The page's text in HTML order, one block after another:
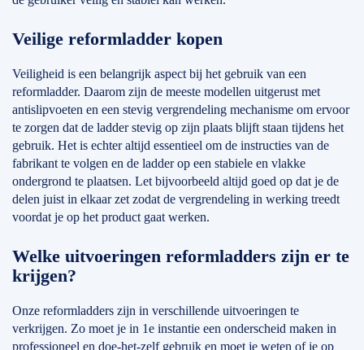
Veilige reformladder kopen
Veiligheid is een belangrijk aspect bij het gebruik van een
reformladder. Daarom zijn de meeste modellen uitgerust met
antislipvoeten en een stevig vergrendeling mechanisme om ervoor
te zorgen dat de ladder stevig op zijn plaats blijft staan tijdens het
gebruik. Het is echter altijd essentieel om de instructies van de
fabrikant te volgen en de ladder op een stabiele en vlakke
ondergrond te plaatsen. Let bijvoorbeeld altijd goed op dat je de
delen juist in elkaar zet zodat de vergrendeling in werking treedt
voordat je op het product gaat werken.
Welke uitvoeringen reformladders zijn er te
krijgen?
Onze reformladders zijn in verschillende uitvoeringen te
verkrijgen. Zo moet je in 1e instantie een onderscheid maken in
professioneel en doe-het-zelf gebruik en moet je weten of je op